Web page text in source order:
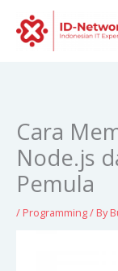
content
Cara
Node.js
Pemula
/ Programming/ By